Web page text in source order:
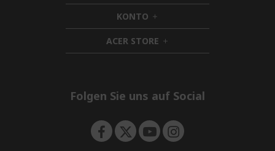
d
e
n
i
d
n
KONTO h
i
d
d
ACER STORE h
i
e
Folgen Sie uns auf Social